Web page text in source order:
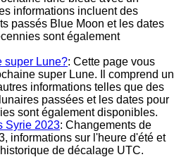
informations incluent des
passés Blue Moon et les dates
sont également
super Lune?: Cette page vous
super Lune. Il comprend un
informations telles que des
passées et les dates pour
sont également disponibles.
Syrie 2023: Changements de
informations sur l'heure d'été et
de décalage UTC.